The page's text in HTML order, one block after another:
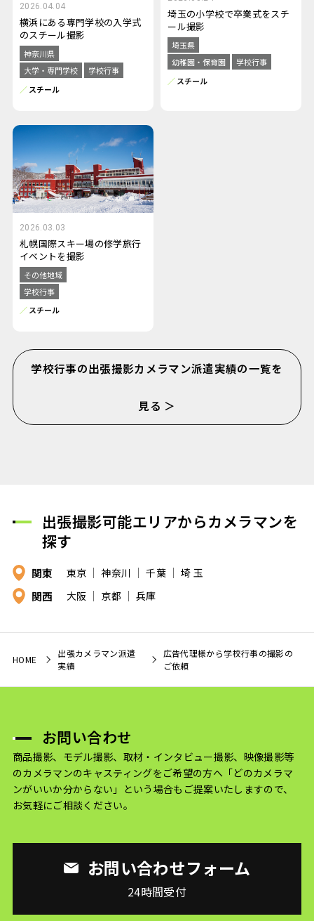
2026.04.04
横浜にある専門学校の入学式
のスチール撮影
神奈川県
大学・専門学校
学校行事
スチール
埼玉の小学校で卒業式をスチ
ール撮影
埼玉県
幼稚園・保育園
学校行事
スチール
2026.03.03
札幌国際スキー場の修学旅行
イベントを撮影
その他地域
学校行事
スチール
学校行事の出張撮影カメラマン派遣実績の一覧を
見る ＞
出張撮影可能エリアからカメラマンを
探す
関東 東京 神奈川 千葉 埼 玉
関西 大阪 京都 兵庫
HOME
出張カメラマン派遣
実績
広告代理様から学校行事の撮影の
ご依頼
お問い合わせ
商品撮影、モデル撮影、取材・インタビュー撮影、映像撮影等
のカメラマンのキャスティングをご希望の方へ 「どのカメラマ
ンがいいか分からない」という場合もご提案いたしますので、
お気軽にご相談ください。
お問い合わせフォーム
24時間受付